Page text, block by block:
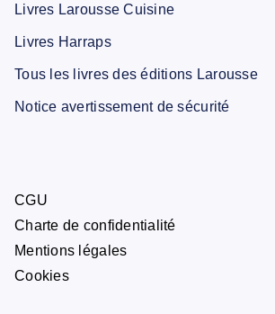
Livres Larousse Cuisine
Livres Harraps
Tous les livres des éditions Larousse
Notice avertissement de sécurité
CGU
Charte de confidentialité
Mentions légales
Cookies